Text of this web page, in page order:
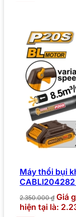
Máy thổi bụi
2.350.000₫ Giá
hiện tại là: